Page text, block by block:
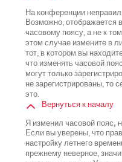
На конференции
Возможно, отображается
часовому поясу, а не к
этом случае измените в
тот, в котором вы
что изменять часовой
могут только
не зарегистрированы, то
это.
Вернуться к началу
Я изменил часовой пояс,
Если вы уверены, что
настройку летнего
прежнему неверное,